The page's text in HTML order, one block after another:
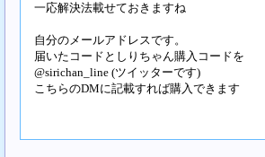
一応解決法載せておきますね
自分のメールアドレスです。
届いたコードとしりちゃん購入コードを
@sirichan_line (ツイッターです)
こちらのDMに記載すれば購入できます